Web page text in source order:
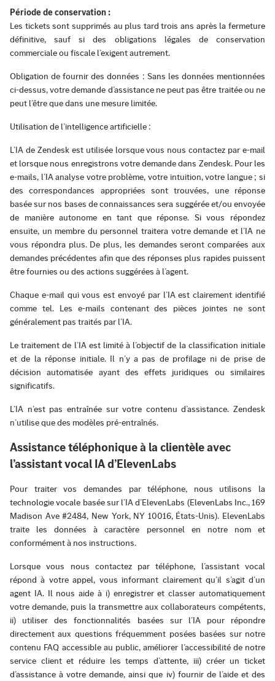
Période de conservation :
Les tickets sont supprimés au plus tard trois ans après la fermeture
définitive, sauf si des obligations légales de conservation
commerciale ou fiscale l’exigent autrement.
Obligation de fournir des données : Sans les données mentionnées
ci-dessus, votre demande d’assistance ne peut pas être traitée ou ne
peut l’être que dans une mesure limitée.
Utilisation de l’intelligence artificielle :
L’IA de Zendesk est utilisée lorsque vous nous contactez par e-mail
et lorsque nous enregistrons votre demande dans Zendesk. Pour les
e-mails, l’IA analyse votre problème, votre intuition, votre langue ; si
des correspondances appropriées sont trouvées, une réponse
basée sur nos bases de connaissances sera suggérée et/ou envoyée
de manière autonome en tant que réponse. Si vous répondez
ensuite, un membre du personnel traitera votre demande et l’IA ne
vous répondra plus. De plus, les demandes seront comparées aux
demandes précédentes afin que des réponses plus rapides puissent
être fournies ou des actions suggérées à l’agent.
Chaque e-mail qui vous est envoyé par l’IA est clairement identifié
comme tel. Les e-mails contenant des pièces jointes ne sont
généralement pas traités par l’IA.
Le traitement de l’IA est limité à l’objectif de la classification initiale
et de la réponse initiale. Il n’y a pas de profilage ni de prise de
décision automatisée ayant des effets juridiques ou similaires
significatifs.
L’IA n’est pas entraînée sur votre contenu d’assistance. Zendesk
n’utilise que des modèles pré-entraînés.
Assistance téléphonique à la clientèle avec
l’assistant vocal IA d’ElevenLabs
Pour traiter vos demandes par téléphone, nous utilisons la
technologie vocale basée sur l’IA d’ElevenLabs (ElevenLabs Inc., 169
Madison Ave #2484, New York, NY 10016, États-Unis). ElevenLabs
traite les données à caractère personnel en notre nom et
conformément à nos instructions.
Lorsque vous nous contactez par téléphone, l’assistant vocal
répond à votre appel, vous informant clairement qu’il s’agit d’un
agent IA. Il nous aide à i) enregistrer et classer automatiquement
votre demande, puis la transmettre aux collaborateurs compétents,
ii) utiliser des fonctionnalités basées sur l’IA pour répondre
directement aux questions fréquemment posées basées sur notre
contenu FAQ accessible au public, améliorer l’accessibilité de notre
service client et réduire les temps d’attente, iii) créer un ticket
d’assistance à votre demande, ainsi que iv) fournir de l’aide et des